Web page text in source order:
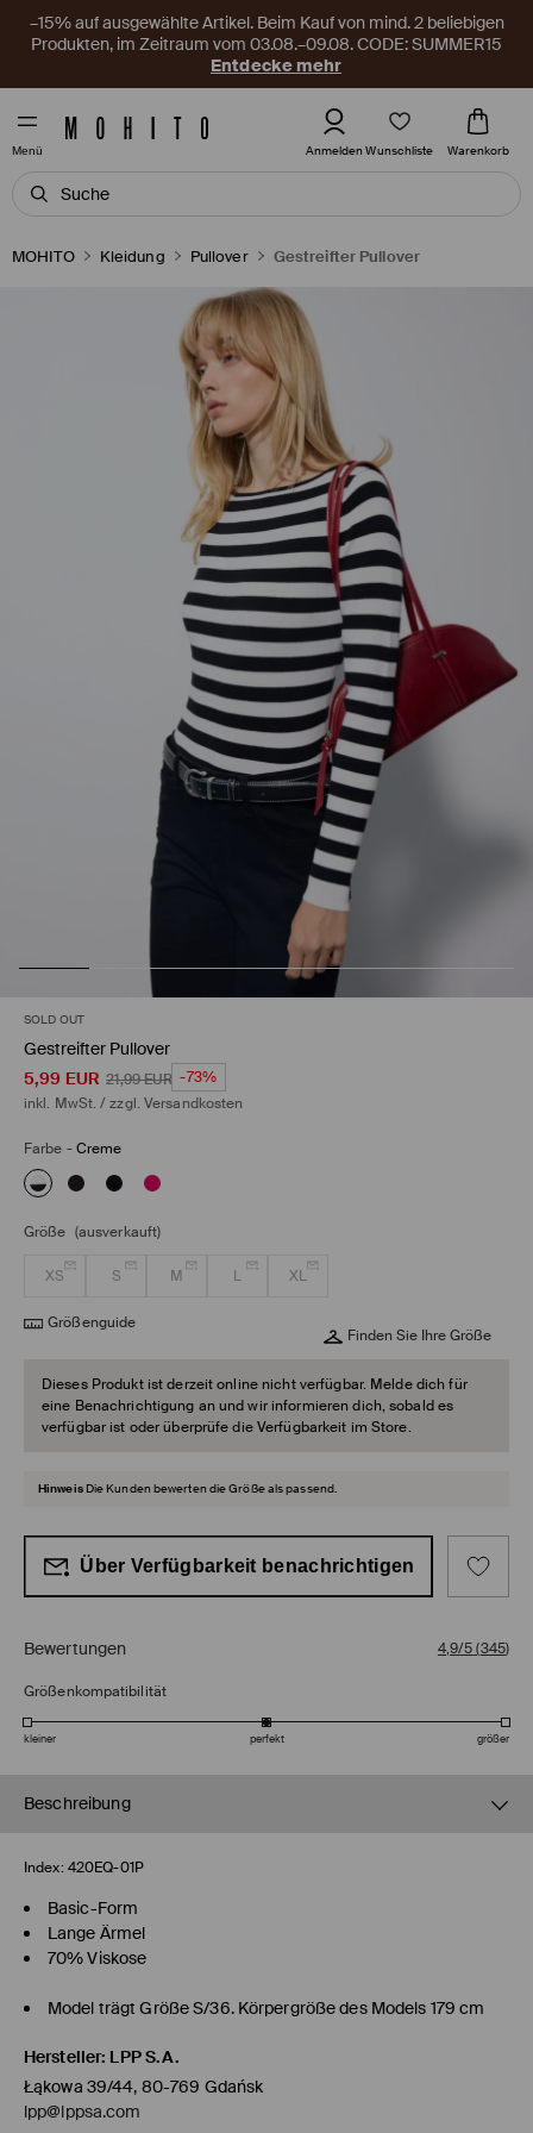
–15% auf ausgewählte Artikel. Beim Kauf von mind. 2 beliebigen
Produkten, im Zeitraum vom 03.08.–09.08. CODE: SUMMER15
Entdecke mehr
Menü Anmelden Wunschliste Warenkorb
MOHITO Kleidung Pullover Gestreifter Pullover
SOLD OUT
Gestreifter Pullover
5,99 EUR 21,99EUR -73%
inkl. MwSt. / zzgl. Versandkosten
Farbe -Creme
Größe (ausverkauft)
XS S M L XL
Größenguide
Finden Sie Ihre Größe
Dieses Produkt ist derzeit online nicht verfügbar. Melde dich für
eine Benachrichtigung an und wir informieren dich, sobald es
verfügbar ist oder überprüfe die Verfügbarkeit im Store.
Hinweis Die Kunden bewerten die Größe als passend.
Über Verfügbarkeit benachrichtigen
Bewertungen 4,9/5(345)
Größenkompatibilität
kleiner perfekt größer
Beschreibung
Index: 420EQ-01P
Basic-Form
Lange Ärmel
70% Viskose
Model trägt Größe S/36. Körpergröße des Models 179 cm
Hersteller: LPP S.A.
Łąkowa 39/44, 80-769 Gdańsk
lpp@lppsa.com